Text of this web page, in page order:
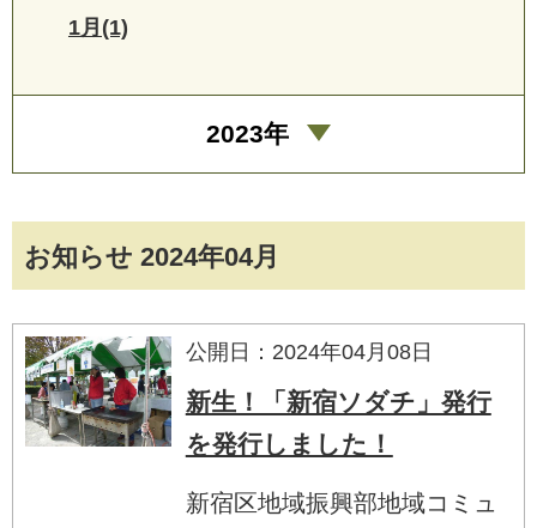
お知らせ 2024年04月
公開日：2024年04月08日
新生！「新宿ソダチ」発行
を発行しました！
新宿区地域振興部地域コミュ
1月(1)
2023年